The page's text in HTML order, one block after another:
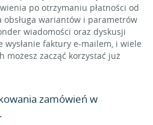
po otrzymaniu płatności od
obsługa wariantów i parametrów
wiadomości oraz dyskusji
wysłanie faktury e-mailem, i wiele
możesz zacząć korzystać już
zamówień w